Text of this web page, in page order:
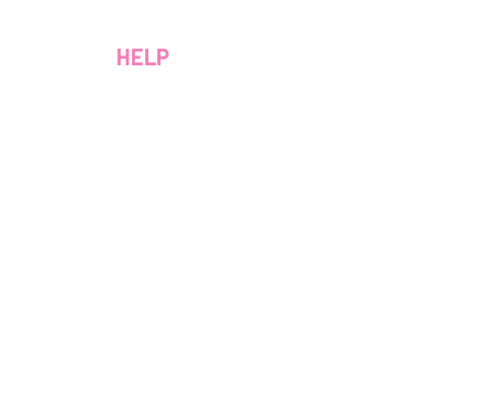
Dal lunedì al venerdì dalle 9:00 alle 20:00
HELP